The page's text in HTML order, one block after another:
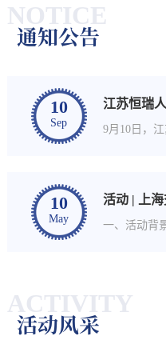
通知公告
NOTICE
10
Sep
10
May
活动风采
ACTIVITY